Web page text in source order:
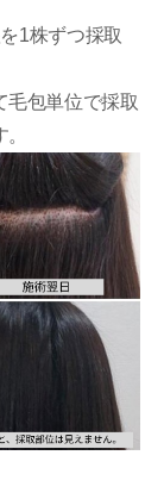
1株ずつ採取
毛包単位で採取